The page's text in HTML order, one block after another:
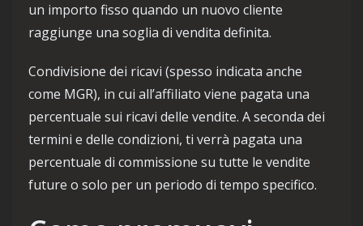
un importo fisso quando un nuovo cliente
raggiunge una soglia di vendita definita.
Condivisione dei ricavi (spesso indicata anche
come MGR), in cui all’affiliato viene pagata una
percentuale sui ricavi delle vendite. A seconda dei
termini e delle condizioni, ti verrà pagata una
percentuale di commissione su tutte le vendite
future o solo per un periodo di tempo specifico.